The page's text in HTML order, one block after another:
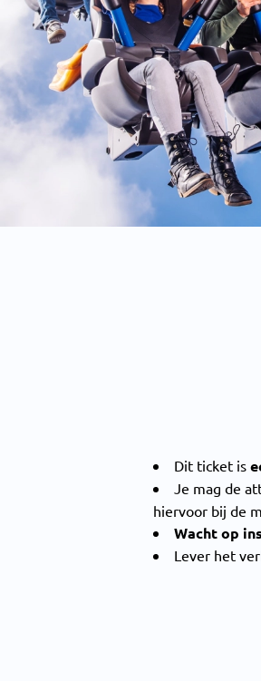
Dit ticket is
Je mag de
hiervoor bij de
Wacht op
Lever het